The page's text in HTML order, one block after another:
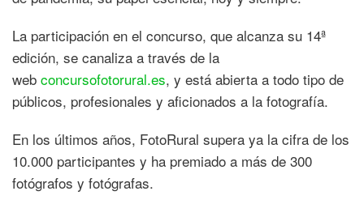
La participación en el concurso, que alcanza su 14ª
edición, se canaliza a través de la
web concursofotorural.es, y está abierta a todo tipo de
públicos, profesionales y aficionados a la fotografía.
En los últimos años, FotoRural supera ya la cifra de los
10.000 participantes y ha premiado a más de 300
fotógrafos y fotógrafas.